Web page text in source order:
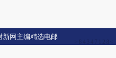
新网主编精选电邮